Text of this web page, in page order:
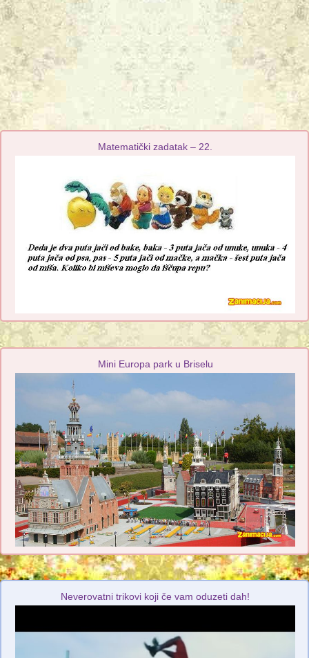
Matematički zadatak – 22.
Mini Europa park u Briselu
Neverovatni trikovi koji če vam oduzeti dah!